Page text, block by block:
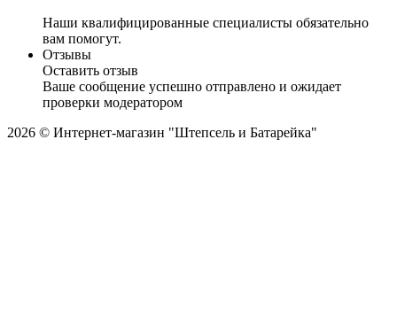
Наши квалифицированные специалисты обязательно
вам помогут.
Отзывы
Оставить отзыв
Ваше сообщение успешно отправлено и ожидает
проверки модератором
2026 © Интернет-магазин "Штепсель и Батарейка"